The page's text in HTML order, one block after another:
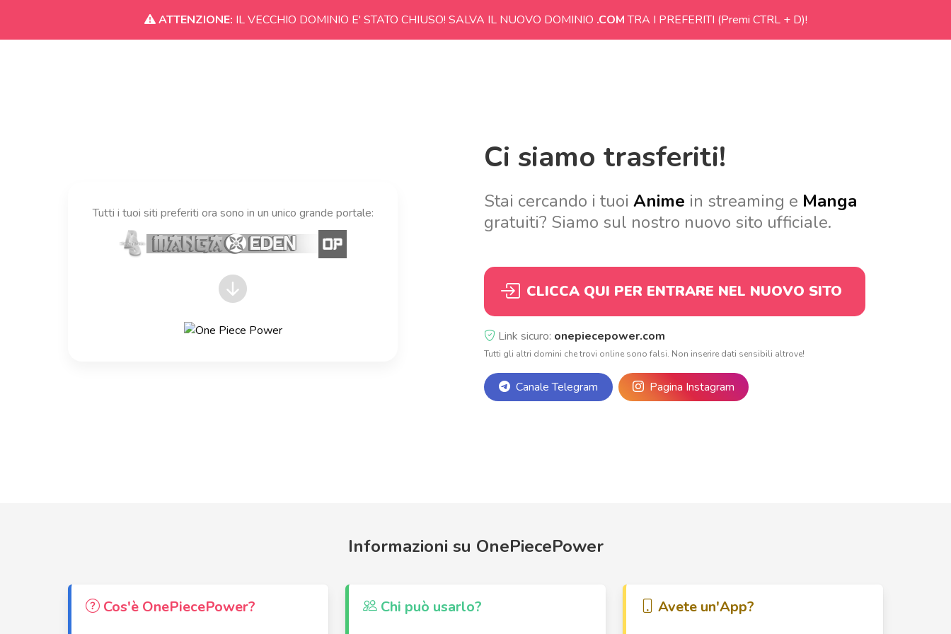
ATTENZIONE: IL VECCHIO DOMINIO E' STATO CHIUSO! SALVA IL NUOVO DOMINIO .COMTRA I PREFERITI (Premi CTRL + D)!
Tutti i tuoi siti preferiti ora sono in un unico grande portale:
Ci siamo trasferiti!
Stai cercando i tuoi Anime in streaming e Manga
gratuiti? Siamo sul nostro nuovo sito ufficiale.
CLICCA QUI PER ENTRARE NEL NUOVO SITO
Link sicuro: onepiecepower.com
Tutti gli altri domini che trovi online sono falsi. Non inserire dati sensibili altrove!
Canale Telegram Pagina Instagram
Informazioni su OnePiecePower
Cos'è OnePiecePower? Chi può usarlo? Avete un'App?